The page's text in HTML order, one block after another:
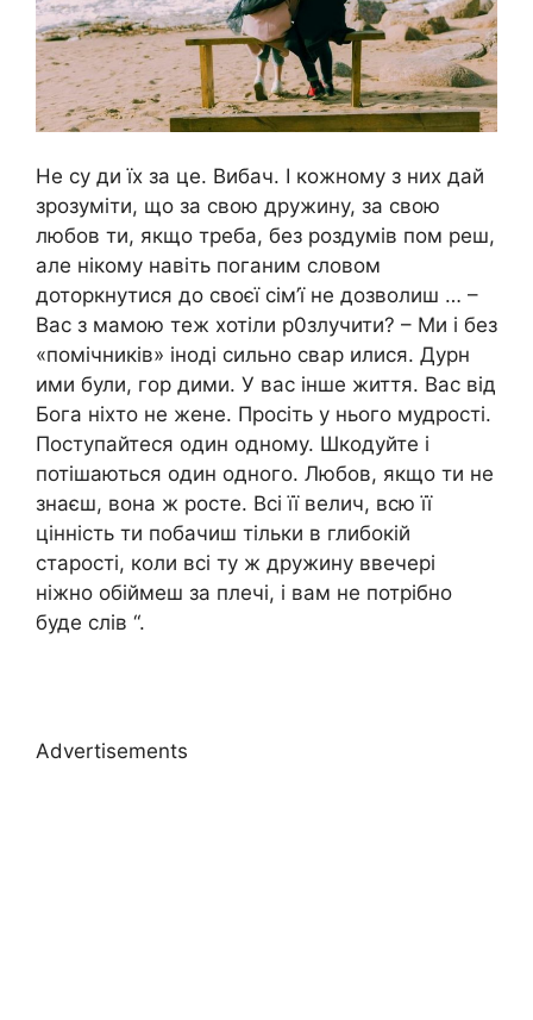
Не су ди їх за це. Вибач. І кожному з них дай
зрозуміти, що за свою дружину, за свою
любов ти, якщо треба, без роздумів пом реш,
але нікому навіть поганим словом
доторкнутися до своєї сім’ї не дозволиш … –
Вас з мамою теж хотіли р0злучити? – Ми і без
«помічників» іноді сильно свар илися. Дурн
ими були, гор дими. У вас інше життя. Вас від
Бога ніхто не жене. Просіть у нього мудрості.
Поступайтеся один одному. Шкодуйте і
потішаються один одного. Любов, якщо ти не
знаєш, вона ж росте. Всі її велич, всю її
цінність ти побачиш тільки в глибокій
старості, коли всі ту ж дружину ввечері
ніжно обіймеш за плечі, і вам не потрібно
буде слів “.
Advertisements